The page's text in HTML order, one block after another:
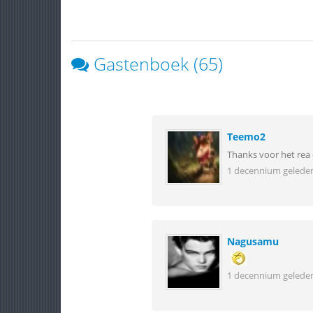
Gastenboek (65)
Teemo2
Thanks voor het
1 decennium
Nagusamu
1 decennium